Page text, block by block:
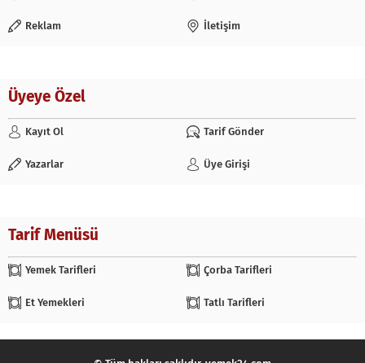
Reklam İletişim
Üyeye Özel
Kayıt Ol Tarif Gönder
Yazarlar Üye Girişi
Tarif Menüsü
Yemek Tarifleri Çorba Tarifleri
Et Yemekleri Tatlı Tarifleri